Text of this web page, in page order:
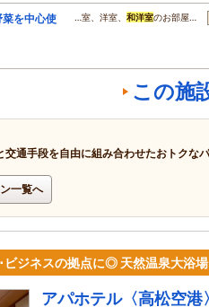
菜を中心使
…室、洋室、 和洋室のお部屋…
この施
交通手段を自由に組み合わせたおトクな
一覧へ
ジネスの拠点に◎ 天然温泉大浴
アパホテル〈高松空港